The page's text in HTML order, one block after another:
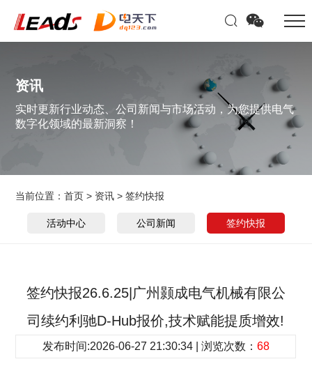
资讯
实时更新行业动态、公司新闻与市场活动，为您提供电气
数字化领域的最新洞察！
当前位置：首页 > 资讯 >签约快报
活动中心 公司新闻 签约快报
签约快报26.6.25|广州颢成电气机械有限公
司续约利驰D-Hub报价,技术赋能提质增效!
发布时间:2026-06-27 21:30:34 | 浏览次数： 68